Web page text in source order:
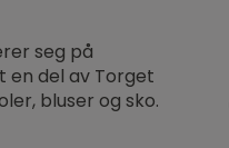
seg på
del av Torget
bluser og sko.